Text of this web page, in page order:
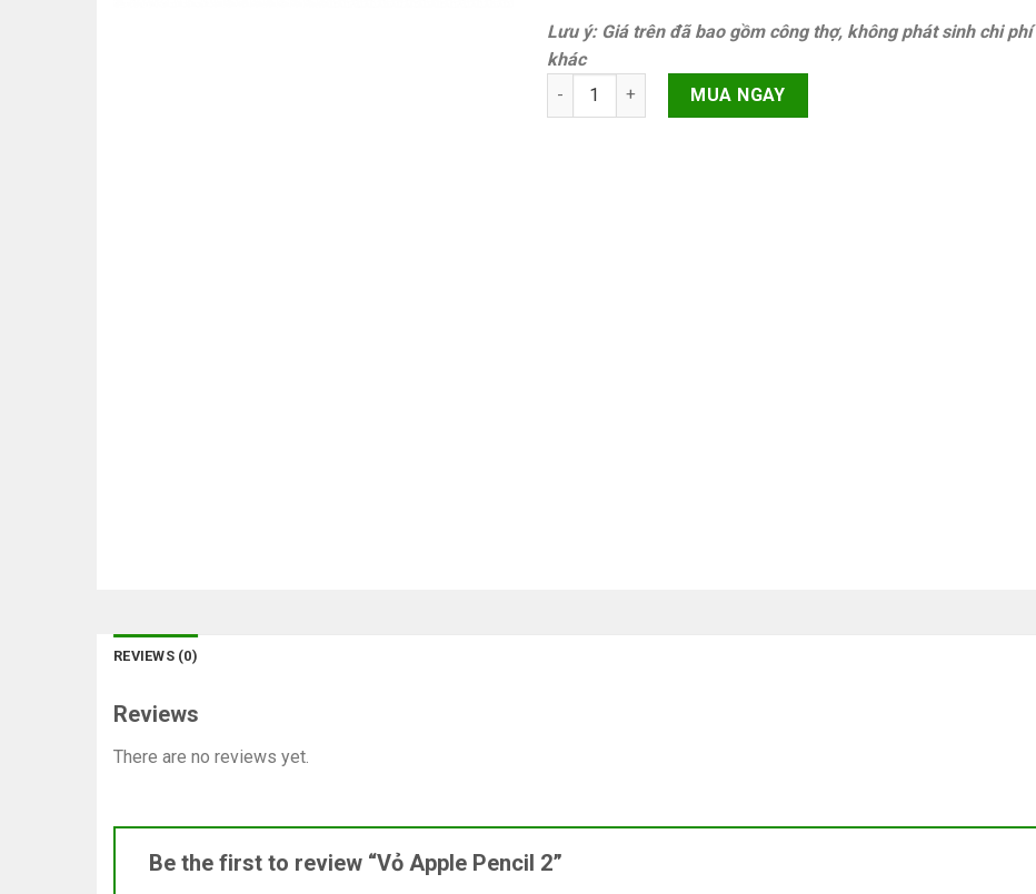
Lưu ý: Giá trên đã bao gồm công thợ, không phát sinh chi phí
khác
Vỏ Apple Pencil 2 quantity
MUA NGAY
REVIEWS (0)
Reviews
There are no reviews yet.
Be the first to review “Vỏ Apple Pencil 2”